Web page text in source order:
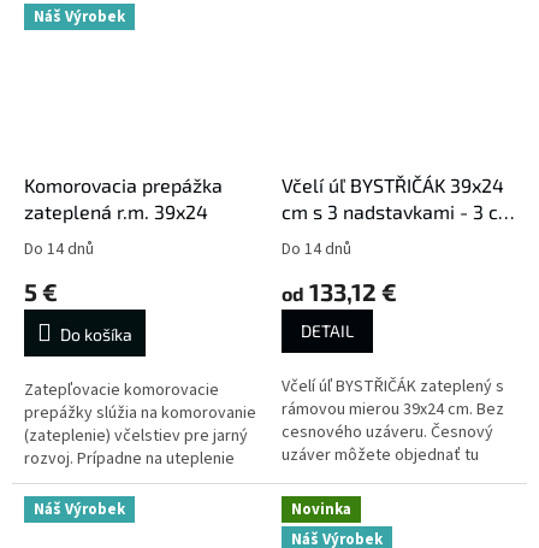
Náš Výrobek
Komorovacia prepážka
zateplená r.m. 39x24
Do 14 dnů
5 €
Do košíka
Zatepľovacie komorovacie
prepážky slúžia na komorovanie
(zateplenie) včelstiev pre jarný
rozvoj. Prípadne na uteplenie
odrobkov či slabých včelstiev.
Naša komorovacia prepážka...
Včelí úľ BYSTŘIČÁK 39x24
cm s 3 nadstavkami - 3 cm
zateplenie
Do 14 dnů
od 133,12 €
DETAIL
Včelí úľ BYSTŘIČÁK zateplený s
rámovou mierou 39x24 cm. Bez
cesnového uzáveru. Česnový
uzáver môžete objednať tu
Náš Výrobek
Novinka
Náš Výrobek